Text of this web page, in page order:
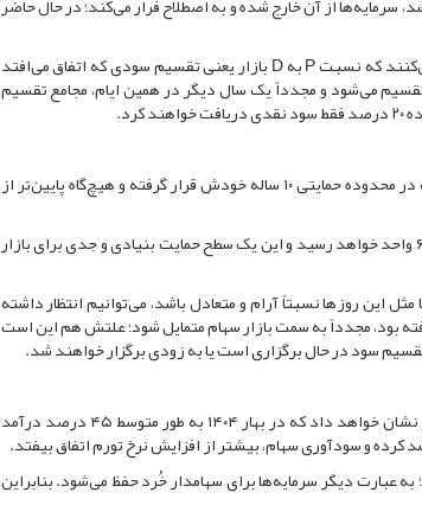
وی ادامه داد: از طرف دیگر شرکت‌ها به تدریج مجامع عمومی و تقسیم سود را برگزار می‌کنند که نسبت P به D بازار یعنی تقسیم سودی که اتفاق می‌افتد
صورت گرفته حدود ۱۰ واحد است به عبارتی ۱۰ درصد سود تقسیم می‌شود و مجدداً یک سال دیگر در همین ایام، مجامع تقسیم
وی تصریح کرد: از طرف دیگر نسبت P به E بازار که نسبت قیمت به سود سهام هست در محدوده حمایتی ۱۰ ساله خودش قرار گرفته و هیچ‌گاه پایین‌تر از
هلالات افزود: در حال حاضر با تقسیم سودها و گزارش‌های فصل بهار مجدداً به محدوده ۶ واحد خواهد رسید و این یک سطح حمایت بنیادی و جدی برای بازار
این روزها نسبتاً آرام و متعادل باشد، می‌توانیم انتظار داشته
بود، مجدداً به سمت بازار سهام متمایل شود؛ علتش هم این است
به گفته این فعال بازار سرمایه، گزارش‌های فصل بهار شرکت‌های بورسی پس از انتشار نشان خواهد داد که در بهار ۱۴۰۴ به طور متوسط ۴۵ درصد درآمد
و سودآوری سهام، بیشتر از افزایش نرخ تورم اتفاق بیفتد.
به عبارت دیگر سرمایه‌ها برای سهامدار خُرد حفظ می‌شود. بنابراین